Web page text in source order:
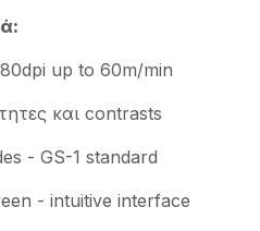
up to 60m/min
και contrasts
- GS-1 standard
- intuitive interface